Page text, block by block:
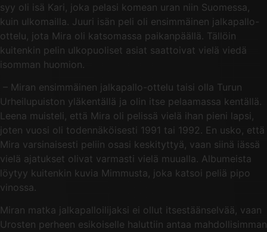
syy oli isä Kari, joka pelasi komean uran niin Suomessa,
kuin ulkomailla. Juuri isän peli oli ensimmäinen jalkapallo-
ottelu, jota Mira oli katsomassa paikanpäällä. Tällöin
kuitenkin pelin ulkopuoliset asiat saattoivat vielä viedä
isomman huomion.
– Miran ensimmäinen jalkapallo-ottelu taisi olla Turun
Urheilupuiston yläkentällä ja olin itse pelaamassa kentällä.
Leena muisteli, että Mira oli pelissä vielä ihan pieni lapsi,
joten vuosi oli todennäköisesti 1991 tai 1992. En usko, että
Mira varsinaisesti peliin osasi keskityttyä, vaan siinä iässä
vielä ajatukset olivat varmasti vielä muualla. Albumeista
löytyy kuitenkin kuvia Mimmusta, joka katsoi peliä pipo
vinossa.
Miran matka jalkapalloilijaksi ei ollut itsestäänselvää, vaan
Urosten perheen esikoiselle haluttiin antaa mahdollisimman